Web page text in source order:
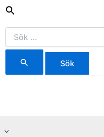
Sök
efter: